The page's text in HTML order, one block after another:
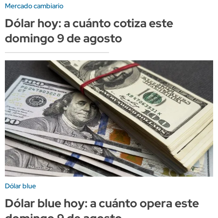
Mercado cambiario
Dólar hoy: a cuánto cotiza este
domingo 9 de agosto
Dólar blue
Dólar blue hoy: a cuánto opera este